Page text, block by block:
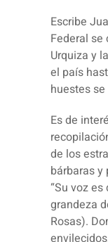
Escribe
Federal se
Urquiza y
el país
huestes
Es de
de los
bárbaras y
“Su voz
grandeza
Rosas).